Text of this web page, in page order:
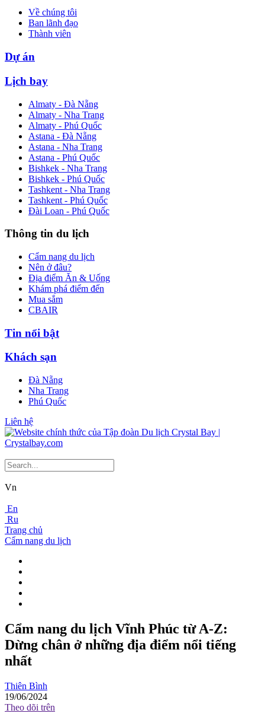
Về chúng tôi
Ban lãnh đạo
Thành viên
Dự án
Lịch bay
Almaty - Đà Nẵng
Almaty - Nha Trang
Almaty - Phú Quốc
Astana - Đà Nẵng
Astana - Nha Trang
Astana - Phú Quốc
Bishkek - Nha Trang
Bishkek - Phú Quốc
Tashkent - Nha Trang
Tashkent - Phú Quốc
Đài Loan - Phú Quốc
Thông tin du lịch
Cẩm nang du lịch
Nên ở đâu?
Địa điểm Ăn & Uống
Khám phá điểm đến
Mua sắm
CBAIR
Tin nổi bật
Khách sạn
Đà Nẵng
Nha Trang
Phú Quốc
Liên hệ
Vn
En
Ru
Trang chủ
Cẩm nang du lịch
Cẩm nang du lịch Vĩnh Phúc từ A-Z:
Dừng chân ở những địa điểm nổi tiếng
nhất
Thiên Bình
19/06/2024
Theo dõi trên